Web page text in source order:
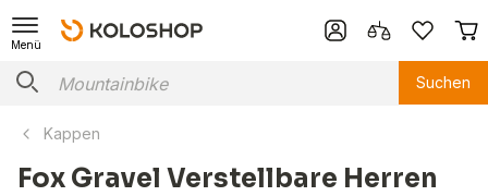
Menü
Suchen
Kappen
Fox Gravel Verstellbare Herren